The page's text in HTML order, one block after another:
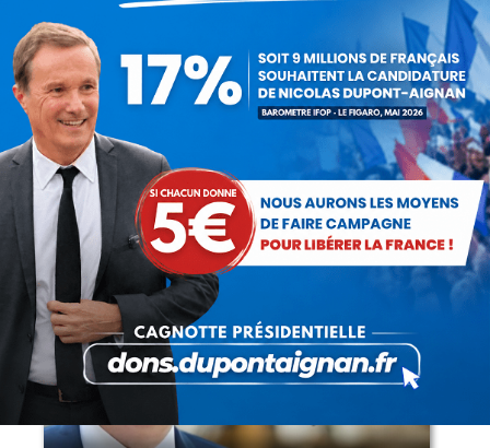
Présomption de légitimité de l’usage des
armes par les forces de l’ordre